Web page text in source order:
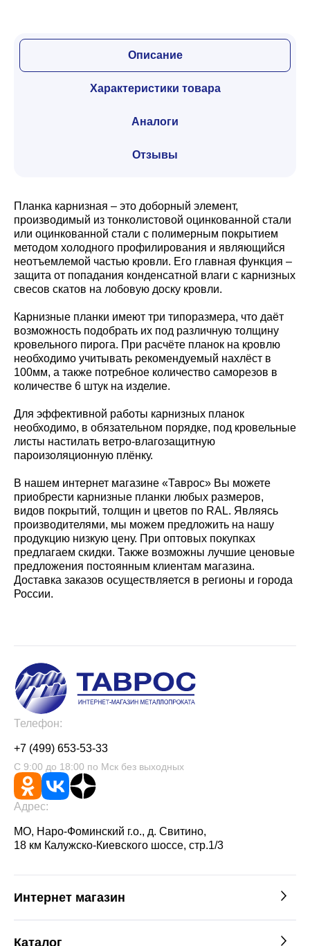
Описание
Характеристики товара
Аналоги
Отзывы
Планка карнизная – это доборный элемент,
производимый из тонколистовой оцинкованной стали
или оцинкованной стали с полимерным покрытием
методом холодного профилирования и являющийся
неотъемлемой частью кровли. Его главная функция –
защита от попадания конденсатной влаги с карнизных
свесов скатов на лобовую доску кровли.
Карнизные планки имеют три типоразмера, что даёт
возможность подобрать их под различную толщину
кровельного пирога. При расчёте планок на кровлю
необходимо учитывать рекомендуемый нахлёст в
100мм, а также потребное количество саморезов в
количестве 6 штук на изделие.
Для эффективной работы карнизных планок
необходимо, в обязательном порядке, под кровельные
листы настилать ветро-влагозащитную
пароизоляционную плёнку.
В нашем интернет магазине «Таврос» Вы можете
приобрести карнизные планки любых размеров,
видов покрытий, толщин и цветов по RAL. Являясь
производителями, мы можем предложить на нашу
продукцию низкую цену. При оптовых покупках
предлагаем скидки. Также возможны лучшие ценовые
предложения постоянным клиентам магазина.
Доставка заказов осуществляется в регионы и города
России.
Телефон:
+7 (499) 653-53-33
С 9:00 до 18:00 по Мск без выходных
Адрес:
МО, Наро-Фоминский г.о., д. Свитино,
18 км Калужско-Киевского шоссе, стр.1/3
Интернет магазин
Каталог